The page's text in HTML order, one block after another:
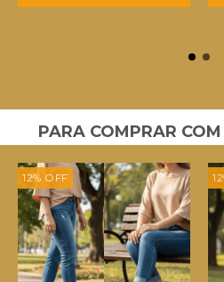
PARA COMPRAR
12% OFF 12